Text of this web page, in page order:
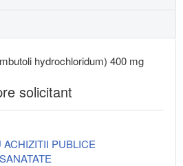
hydrochloridum) 400 mg
solicitant
PUBLICE